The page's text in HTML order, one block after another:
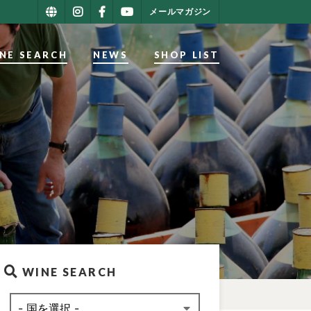
メールマガジン
SEARCH NEWS SHOP LIST
WINE SEARCH